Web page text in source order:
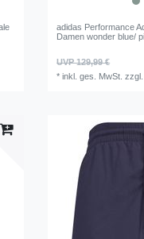
adidas Performance
Damen wonder blue/
UVP 129,99 €
*inkl. ges. MwSt.